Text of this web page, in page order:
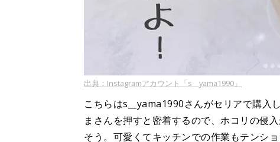
出典：Instagramアカウント「s__yama1990」
こちらはs__yama1990さんがセリアで購入
まさんを押すと密着するので、ホコリの侵
そう。可愛くてキッチンでの作業もテンシ